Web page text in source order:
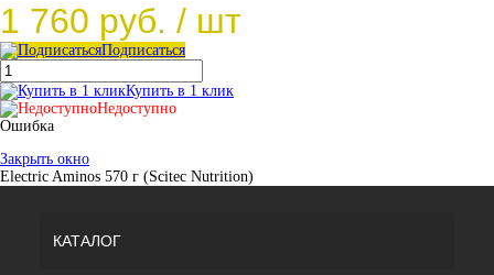
1 760 руб. / шт
Подписаться
Купить в 1 клик
Недоступно
Ошибка
Закрыть окно
Electric Aminos 570 г (Scitec Nutrition)
КАТАЛОГ